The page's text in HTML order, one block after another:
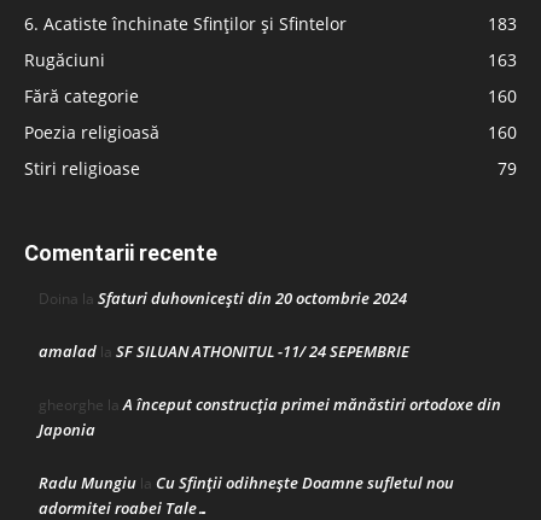
6. Acatiste închinate Sfinților și Sfintelor
183
Rugăciuni
163
Fără categorie
160
Poezia religioasă
160
Stiri religioase
79
Comentarii recente
Doina la Sfaturi duhovnicești din 20 octombrie 2024
amalad la SF SILUAN ATHONITUL -11/ 24 SEPEMBRIE
gheorghe laA început construcţia primei mănăstiri ortodoxe din
Japonia
Radu Mungiu la Cu Sfinții odihnește Doamne sufletul nou
adormitei roabei Tale…